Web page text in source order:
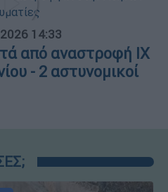
14:33
από αναστροφή ΙΧ
- 2 αστυνομικοί